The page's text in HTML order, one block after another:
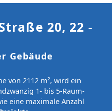
20, 22 -
Gebäude
von 2112 m², wird ein
1- bis 5-Raum-
eine maximale Anzahl